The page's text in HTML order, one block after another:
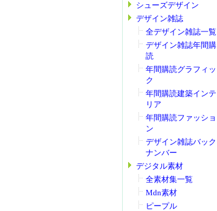
シューズデザイン
デザイン雑誌
全デザイン雑誌一覧
デザイン雑誌年間購
読
年間購読グラフィッ
ク
年間購読建築インテ
リア
年間購読ファッショ
ン
デザイン雑誌バック
ナンバー
デジタル素材
全素材集一覧
Mdn素材
ピープル